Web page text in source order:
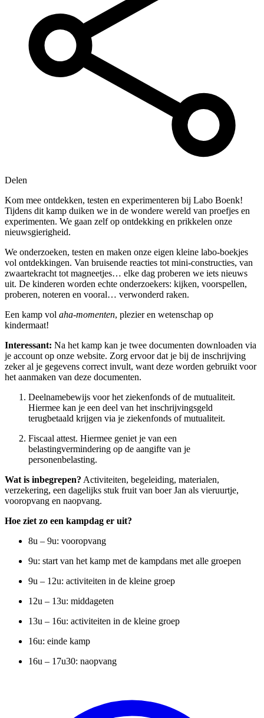
Delen
Kom mee ontdekken, testen en experimenteren bij Labo Boenk!
Tijdens dit kamp duiken we in de wondere wereld van proefjes en
experimenten. We gaan zelf op ontdekking en prikkelen onze
nieuwsgierigheid.
We onderzoeken, testen en maken onze eigen kleine labo-boekjes
vol ontdekkingen. Van bruisende reacties tot mini-constructies, van
zwaartekracht tot magneetjes… elke dag proberen we iets nieuws
uit. De kinderen worden echte onderzoekers: kijken, voorspellen,
proberen, noteren en vooral… verwonderd raken.
Een kamp vol aha-momenten, plezier en wetenschap op
kindermaat!
Interessant: Na het kamp kan je twee documenten downloaden via
je account op onze website. Zorg ervoor dat je bij de inschrijving
zeker al je gegevens correct invult, want deze worden gebruikt voor
het aanmaken van deze documenten.
Deelnamebewijs voor het ziekenfonds of de mutualiteit.
Hiermee kan je een deel van het inschrijvingsgeld
terugbetaald krijgen via je ziekenfonds of mutualiteit.
Fiscaal attest. Hiermee geniet je van een
belastingvermindering op de aangifte van je
personenbelasting.
Wat is inbegrepen? Activiteiten, begeleiding, materialen,
verzekering, een dagelijks stuk fruit van boer Jan als vieruurtje,
vooropvang en naopvang.
Hoe ziet zo een kampdag er uit?
8u – 9u: vooropvang
9u: start van het kamp met de kampdans met alle groepen
9u – 12u: activiteiten in de kleine groep
12u – 13u: middageten
13u – 16u: activiteiten in de kleine groep
16u: einde kamp
16u – 17u30: naopvang